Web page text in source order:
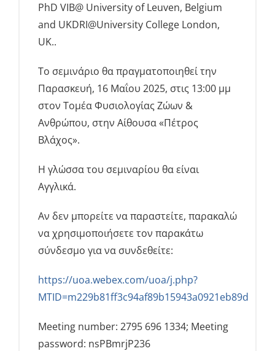
PhD VIB@ University of Leuven, Belgium
and UKDRI@University College London,
UK..
Το σεμινάριο θα πραγματοποιηθεί την
Παρασκευή, 16 Μαΐου 2025, στις 13:00 μμ
στον Τομέα Φυσιολογίας Ζώων &
Ανθρώπου, στην Αίθουσα «Πέτρος
Βλάχος».
Η γλώσσα του σεμιναρίου θα είναι
Αγγλικά.
Αν δεν μπορείτε να παραστείτε, παρακαλώ
να χρησιμοποιήσετε τον παρακάτω
σύνδεσμο για να συνδεθείτε:
https://uoa.webex.com/uoa/j.php?
MTID=m229b81ff3c94af89b15943a0921eb89d
Meeting number: 2795 696 1334; Meeting
password: nsPBmrjP236